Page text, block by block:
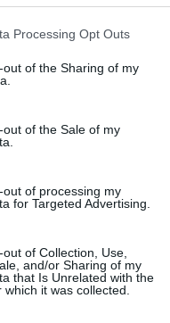
website/app uses one or
visit or usage behaviour. You
to Google and its third-
specified purposes in
Processing Opt Outs
out of the Sharing of my
out of the Sale of my
out of processing my
for Targeted Advertising.
of Collection, Use,
and/or Sharing of my
that Is Unrelated with the
it was collected.
ο 41χρονος για τον
ΕΚΑΒ στη Σύρο